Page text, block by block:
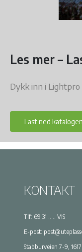
Les mer –
Dykk inn i
Last ned
KONTAKT
Tlf: 69 31 .. .. VIS
E-post:
Stabburveien 7-9, 1617